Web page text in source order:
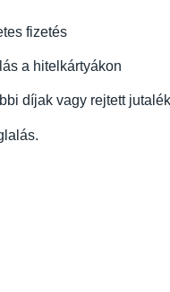
fizetés
a hitelkártyákon
díjak vagy rejtett